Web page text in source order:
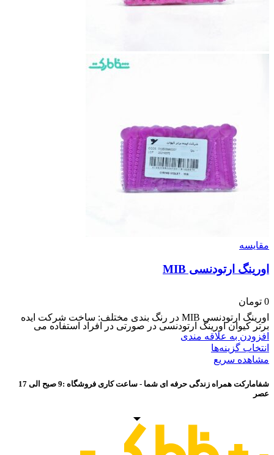
مقایسه
اورینگ ارتودنسی MIB
0 تومان
اورینگ ارتودنسی MIB در رنگ بندی مختلف: ساخت شرکت ایده
برتر کیوان اورینگ ارتودنسی در صورتی در افراد استفاده می
افزودن به علاقه مندی
انتخاب گزینه‌ها
مشاهده سریع
شفامارکت همراه زندگی حرفه ای شما - ساعت کاری فروشگاه :9 صبح الی 17
عصر